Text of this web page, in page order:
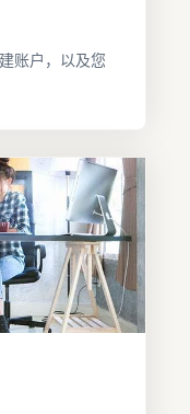
账户，以及您